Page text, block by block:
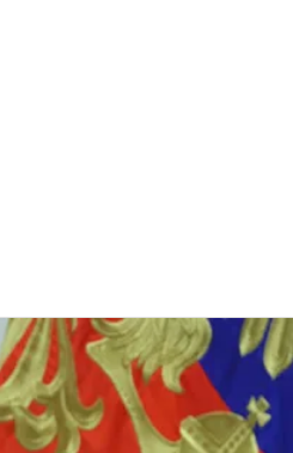
разыграть, чтобы
Интервью с Веселовским
о скором завершении войны